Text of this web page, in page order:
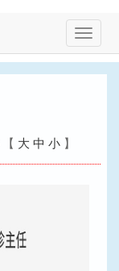
切
换
【 大 中 小】